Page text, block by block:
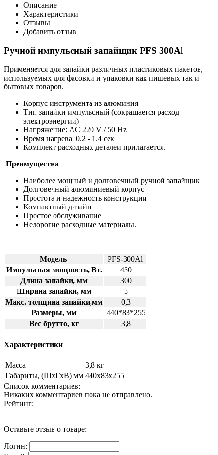
Описание
Характеристики
Отзывы
Добавить отзыв
Ручной импульсный запайщик PFS 300Al
Применяется для запайки различных пластиковых пакетов,
используемых для фасовки и упаковки как пищевых так и
бытовых товаров.
Корпус инструмента из алюминия
Тип запайки импульсный (сокращается расход
электроэнергии)
Напряжение: AC 220 V / 50 Hz
Время нагрева: 0.2 - 1.4 сек
Комплект расходных деталей прилагается.
Преимущества
Наиболее мощный и долговечный ручной запайщик
Долговечный алюминиевый корпус
Простота и надежность конструкции
Компактный дизайн
Простое обслуживание
Недорогие расходные материалы.
Модель
PFS-300Al
Импульсная мощность, Вт.
430
Длина запайки, мм
300
Ширина запайки, мм
3
Макс. толщина запайки,мм
0,3
Размеры, мм
440*83*255
Вес брутто, кг
3,8
Характеристики
Масса
3,8 кг
Габариты, (ШхГхВ) мм 440x83x255
Список комментариев:
Никаких комментариев пока не отправлено.
Рейтинг:
Оставьте отзыв о товаре:
Логин: